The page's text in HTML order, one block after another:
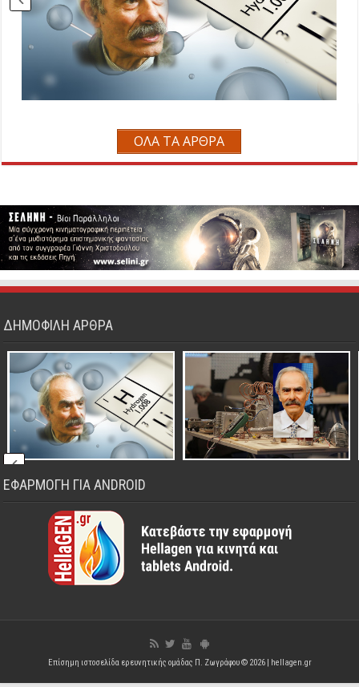
ΟΛΑ ΤΑ ΑΡΘΡΑ
ΔΗΜΟΦΙΛΗ ΑΡΘΡΑ
ΕΦΑΡΜΟΓΗ ΓΙΑ ANDROID
Επίσημη ιστοσελίδα ερευνητικής ομάδας Π. Ζωγράφου © 2026 | hellagen.gr